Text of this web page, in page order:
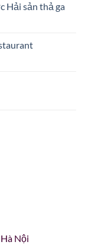
Hải sản thả ga
Nội